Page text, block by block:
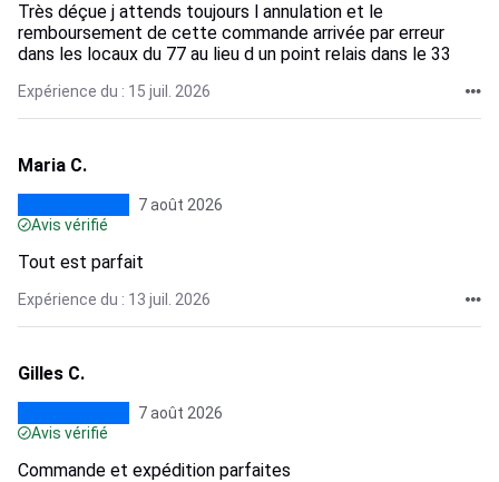
Très déçue j attends toujours l annulation et le
remboursement de cette commande arrivée par erreur
dans les locaux du 77 au lieu d un point relais dans le 33
Expérience du : 15 juil. 2026
Maria C.
7 août 2026
Avis vérifié
Tout est parfait
Expérience du : 13 juil. 2026
Gilles C.
7 août 2026
Avis vérifié
Commande et expédition parfaites